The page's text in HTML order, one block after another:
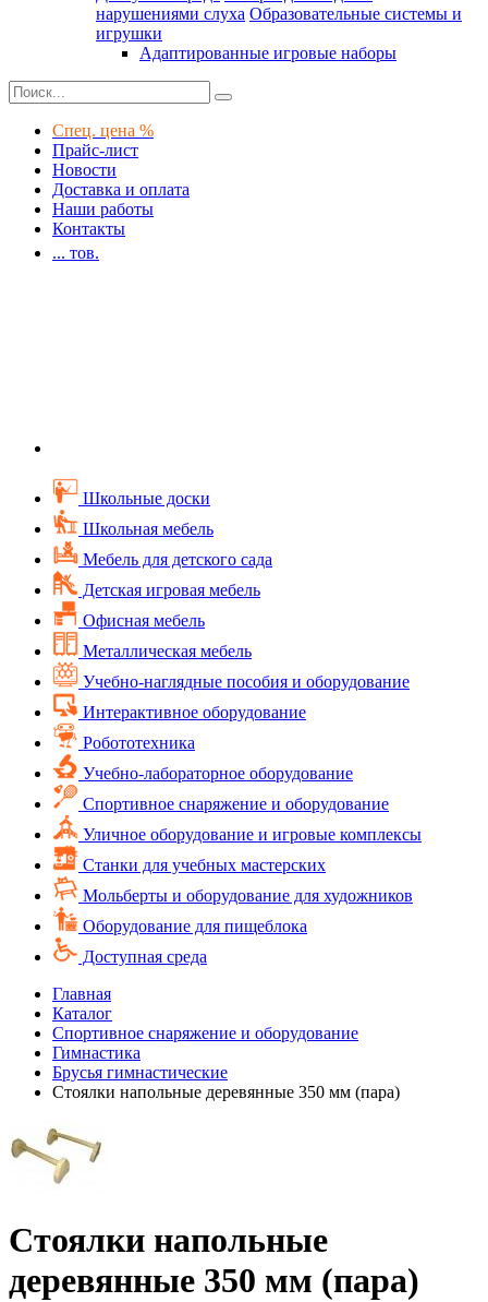
нарушениями слуха Образовательные системы и
игрушки
Адаптированные игровые наборы
Спец. цена %
Прайс-лист
Новости
Доставка и оплата
Наши работы
Контакты
... тов.
Школьные доски
Школьная мебель
Мебель для детского сада
Детская игровая мебель
Офисная мебель
Металлическая мебель
Учебно-наглядные пособия и оборудование
Интерактивное оборудование
Робототехника
Учебно-лабораторное оборудование
Спортивное снаряжение и оборудование
Уличное оборудование и игровые комплексы
Cтанки для учебных мастерских
Мольберты и оборудование для художников
Оборудование для пищеблока
Доступная среда
Главная
Каталог
Спортивное снаряжение и оборудование
Гимнастика
Брусья гимнастические
Стоялки напольные деревянные 350 мм (пара)
Стоялки напольные
деревянные 350 мм (пара)